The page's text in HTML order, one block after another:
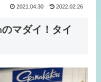
2021.04.30 2022.02.26
マダイ！タイ